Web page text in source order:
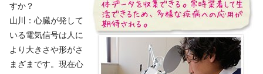
すか？
山川：心臓が発して
いる電気信号は人に
より大きさや形がさ
まざまです。現在心